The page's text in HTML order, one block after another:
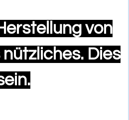
von
Dies